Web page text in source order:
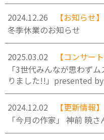
2024.12.26
【お知らせ】
冬季休業のお知らせ
2025.03.02
【コンサー
「3世代みんなが思わず
りました!!」presented
2024.12.02
【更新情報】
「今月の作家」 神前 暁さ